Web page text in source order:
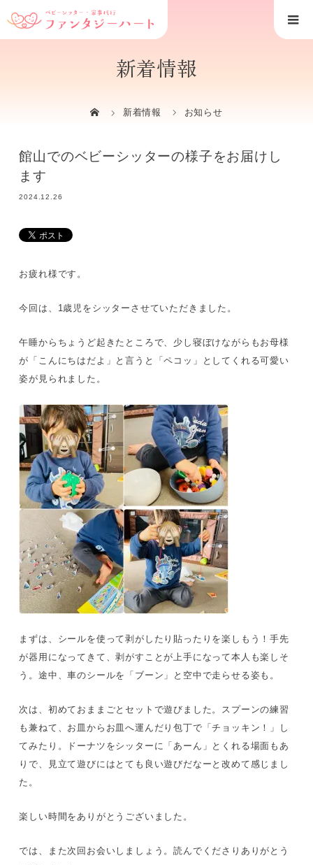
新着情報
新着情報 お知らせ
館山でのベビーシッターの様子をお届けし
ます
2024.12.26
お疲れ様です。
今回は、1歳児をシッターさせていただきました。
午睡からちょうど起きたところで、少し寝ぼけながらもお母様
が「こんにちはだよ」と言うと「ペコッ」としてくれる可愛い
姿が見られました。
まずは、シールを使って剥がしたり貼ったりを楽しもう！手先
が器用になってきて、剥がすことが上手になって本人も楽しそ
う。途中、車のシールを「ブーン」と空中で走らせる姿も。
次は、初めておままごとセットで遊びました。スプーンの練習
も兼ねて、お皿からお皿へ運んだり包丁で「チョッキン！」し
てみたり。ドーナツをシッターに「あーん」とくれる場面もあ
りで、見立て遊びにはとても良い遊びだなーと改めて感じまし
た。
楽しい時間をありがとうございました。
では、また次回お会いしましょう。読んでくださりありがとう